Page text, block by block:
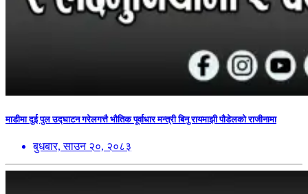
माडीमा दुई पुल उद्घाटन गरेलगत्तै भौतिक पूर्वाधार मन्त्री बिनु रायमाझी पौडेलको राजीनामा
बुधबार, साउन २०, २०८३